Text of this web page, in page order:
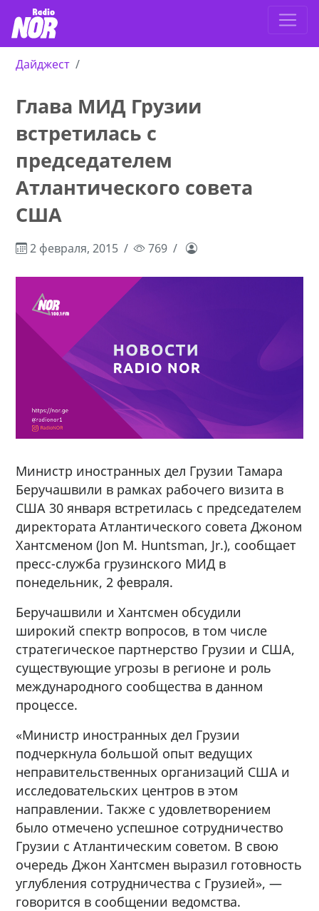
Дайджест
Глава МИД Грузии
встретилась с
председателем
Атлантического совета
США
2 февраля, 2015 769
Министр иностранных дел Грузии Тамара
Беручашвили в рамках рабочего визита в
США 30 января встретилась с председателем
директората Атлантического совета Джоном
Хантсменом (Jon M. Huntsman, Jr.), сообщает
пресс-служба грузинского МИД в
понедельник, 2 февраля.
Беручашвили и Хантсмен обсудили
широкий спектр вопросов, в том числе
стратегическое партнерство Грузии и США,
существующие угрозы в регионе и роль
международного сообщества в данном
процессе.
«Министр иностранных дел Грузии
подчеркнула большой опыт ведущих
неправительственных организаций США и
исследовательских центров в этом
направлении. Также с удовлетворением
было отмечено успешное сотрудничество
Грузии с Атлантическим советом. В свою
очередь Джон Хантсмен выразил готовность
углубления сотрудничества с Грузией», —
говорится в сообщении ведомства.